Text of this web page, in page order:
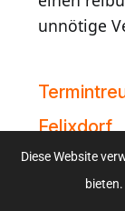
unnötige
Felixdorf
Echte
Diese Website
bieten.